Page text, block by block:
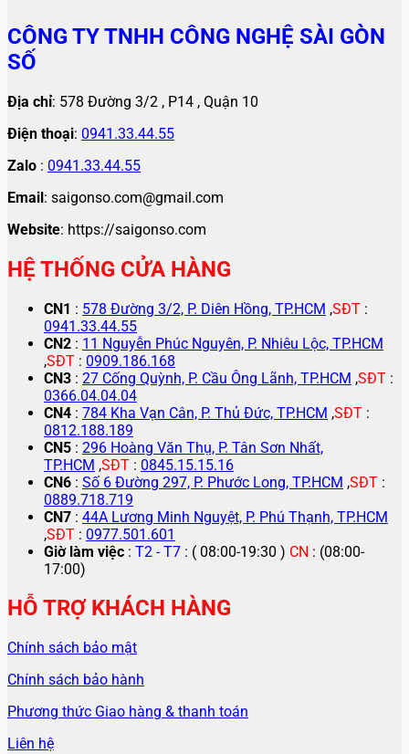
CÔNG TY TNHH CÔNG NGHỆ SÀI GÒN
SỐ
Địa chỉ: 578 Đường 3/2 , P14 , Quận 10
Điện thoại: 0941.33.44.55
Zalo : 0941.33.44.55
Email: saigonso.com@gmail.com
Website: https://saigonso.com
HỆ THỐNG CỬA HÀNG
CN1 : 578 Đường 3/2, P. Diên Hồng, TP.HCM ,SĐT :
0941.33.44.55
CN2 : 11 Nguyễn Phúc Nguyên, P. Nhiêu Lộc, TP.HCM
,SĐT : 0909.186.168
CN3 : 27 Cống Quỳnh, P. Cầu Ông Lãnh, TP.HCM ,SĐT :
0366.04.04.04
CN4 : 784 Kha Vạn Cân, P. Thủ Đức, TP.HCM ,SĐT :
0812.188.189
CN5 : 296 Hoàng Văn Thụ, P. Tân Sơn Nhất,
TP.HCM ,SĐT : 0845.15.15.16
CN6 : Số 6 Đường 297, P. Phước Long, TP.HCM ,SĐT :
0889.718.719
CN7 : 44A Lương Minh Nguyệt, P. Phú Thạnh, TP.HCM
,SĐT : 0977.501.601
Giờ làm việc : T2 - T7 : ( 08:00-19:30 ) CN : (08:00-
17:00)
HỖ TRỢ KHÁCH HÀNG
Chính sách bảo mật
Chính sách bảo hành
Phương thức Giao hàng & thanh toán
Liên hệ